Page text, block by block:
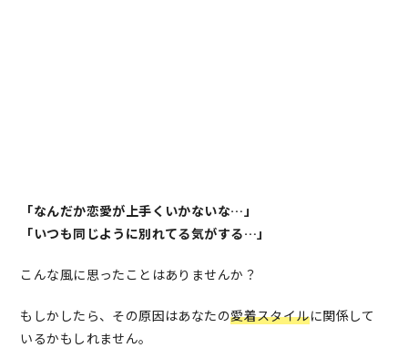
「なんだか恋愛が上手くいかないな…」
「いつも同じように別れてる気がする…」
こんな風に思ったことはありませんか？
もしかしたら、その原因はあなたの愛着スタイルに関係して
いるかもしれません。